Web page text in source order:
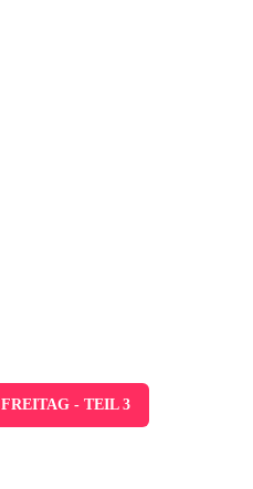
FREITAG - TEIL 3